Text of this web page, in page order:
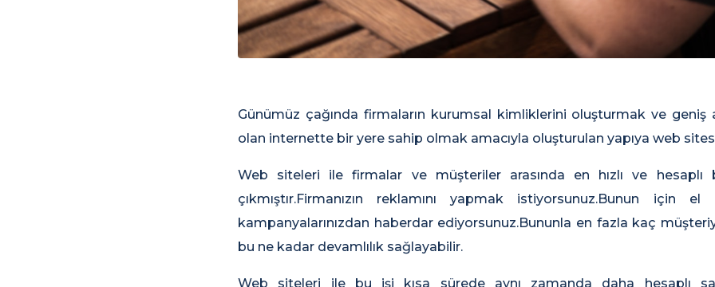
Günümüz çağında firmaların kurumsal kimliklerini oluşturmak ve geniş
olan internette bir yere sahip olmak amacıyla oluşturulan yapıya web
Web siteleri ile firmalar ve müşteriler arasında en hızlı ve
çıkmıştır.Firmanızın reklamını yapmak istiyorsunuz.Bunun için el
kampanyalarınızdan haberdar ediyorsunuz.Bununla en fazla kaç
bu ne kadar devamlılık sağlayabilir.
Web siteleri ile bu işi kısa sürede aynı zamanda daha hesaplı